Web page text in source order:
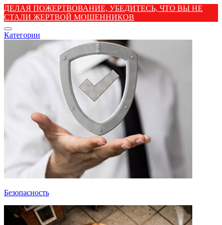
ДЕЛАЯ ПОЖЕРТВОВАНИЕ, УБЕДИТЕСЬ, ЧТО ВЫ НЕ
СТАЛИ ЖЕРТВОЙ МОШЕННИКОВ
Категории
Безопасность